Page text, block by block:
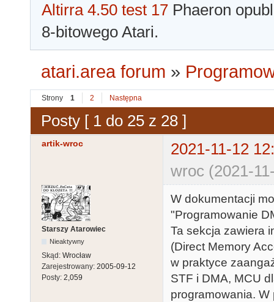
Altirra 4.50 test 17 Phaeron
8-bitowego Atari.
atari.area forum »
Strony 1 2 Następna
Posty [ 1 do 25 z 28 ]
artik-wroc
2021-11-12
wroc (2021-
Starszy Atarowiec
Nieaktywny
Skąd: Wrocław
Zarejestrowany: 2005-09-12
Posty: 2,059
W dokumentacji
"Programowanie
Ta sekcja zawiera
(Direct Memory
w praktyce
STF i DMA, MCU
programowania.